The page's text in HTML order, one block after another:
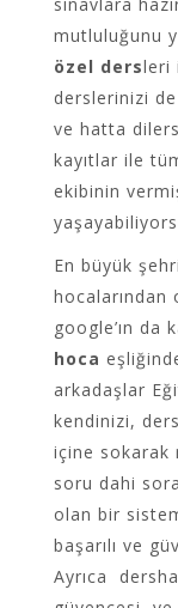
mutluluğunu
özel dersleri
derslerinizi de
ve hatta
kayıtlar ile
ekibinin
En büyük
hocalarından
google’ın da
hoca
arkadaşlar
kendinizi,
içine sokarak
soru dahi
olan bir
başarılı ve
Ayrıca